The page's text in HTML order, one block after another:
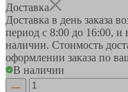
Доставка
Доставка в день заказа
период с 8:00 до 16:00, и
наличии. Стоимость
оформлении заказа по
В наличии